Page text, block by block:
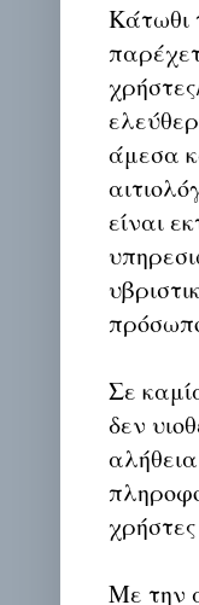
Κάτωθι
άμεσα
είναι
Σε
δεν
Με την